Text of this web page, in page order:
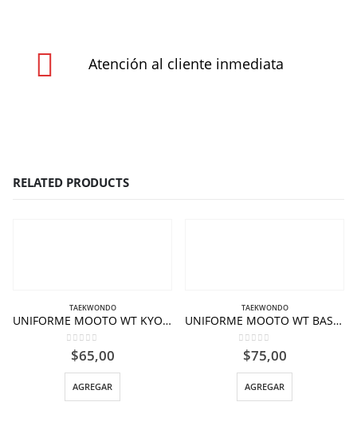
Atención al cliente inmediata
RELATED PRODUCTS
TAEKWONDO
UNIFORME MOOTO WT KYORUGI FIGHTER 1/150 – 2/160 – 3/170 – 4/180 – 5/190.
0out of 5
$65,00
AGREGAR
TAEKWONDO
UNIFORME MOOTO WT BASIC4 .1/150 – 2/160 – 3/170 – 4/180 – 5/190
0out of 5
$75,00
AGREGAR